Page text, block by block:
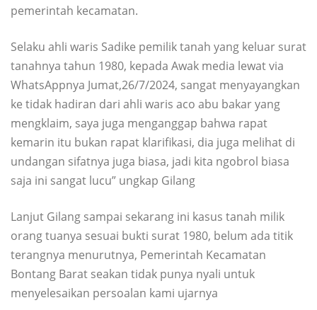
pemerintah kecamatan.
Selaku ahli waris Sadike pemilik tanah yang keluar surat
tanahnya tahun 1980, kepada Awak media lewat via
WhatsAppnya Jumat,26/7/2024, sangat menyayangkan
ke tidak hadiran dari ahli waris aco abu bakar yang
mengklaim, saya juga menganggap bahwa rapat
kemarin itu bukan rapat klarifikasi, dia juga melihat di
undangan sifatnya juga biasa, jadi kita ngobrol biasa
saja ini sangat lucu” ungkap Gilang
Lanjut Gilang sampai sekarang ini kasus tanah milik
orang tuanya sesuai bukti surat 1980, belum ada titik
terangnya menurutnya, Pemerintah Kecamatan
Bontang Barat seakan tidak punya nyali untuk
menyelesaikan persoalan kami ujarnya